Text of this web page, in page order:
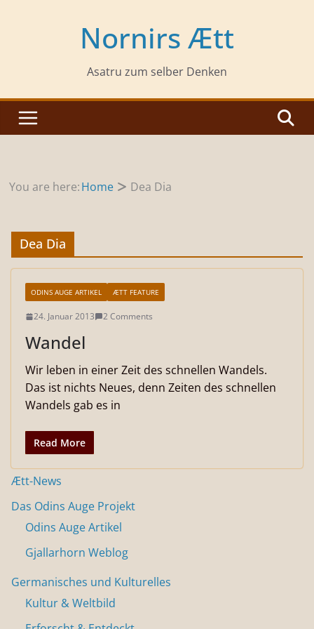
Nornirs Ætt
Asatru zum selber Denken
You are here:Home Dea Dia
Dea Dia
ODINS AUGE ARTIKEL ÆTT FEATURE
24. Januar 2013 2 Comments
Wandel
Wir leben in einer Zeit des schnellen Wandels.
Das ist nichts Neues, denn Zeiten des schnellen
Wandels gab es in
Read More
Ætt-News
Das Odins Auge Projekt
Odins Auge Artikel
Gjallarhorn Weblog
Germanisches und Kulturelles
Kultur & Weltbild